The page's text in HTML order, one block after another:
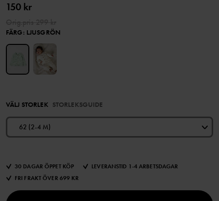
150 kr
FÄRG: LJUSGRÖN
VÄLJ STORLEK STORLEKSGUIDE
62 (2-4 M)
30 DAGAR ÖPPET KÖP
LEVERANSTID 1-4 ARBETSDAGAR
FRI FRAKT ÖVER 699 KR